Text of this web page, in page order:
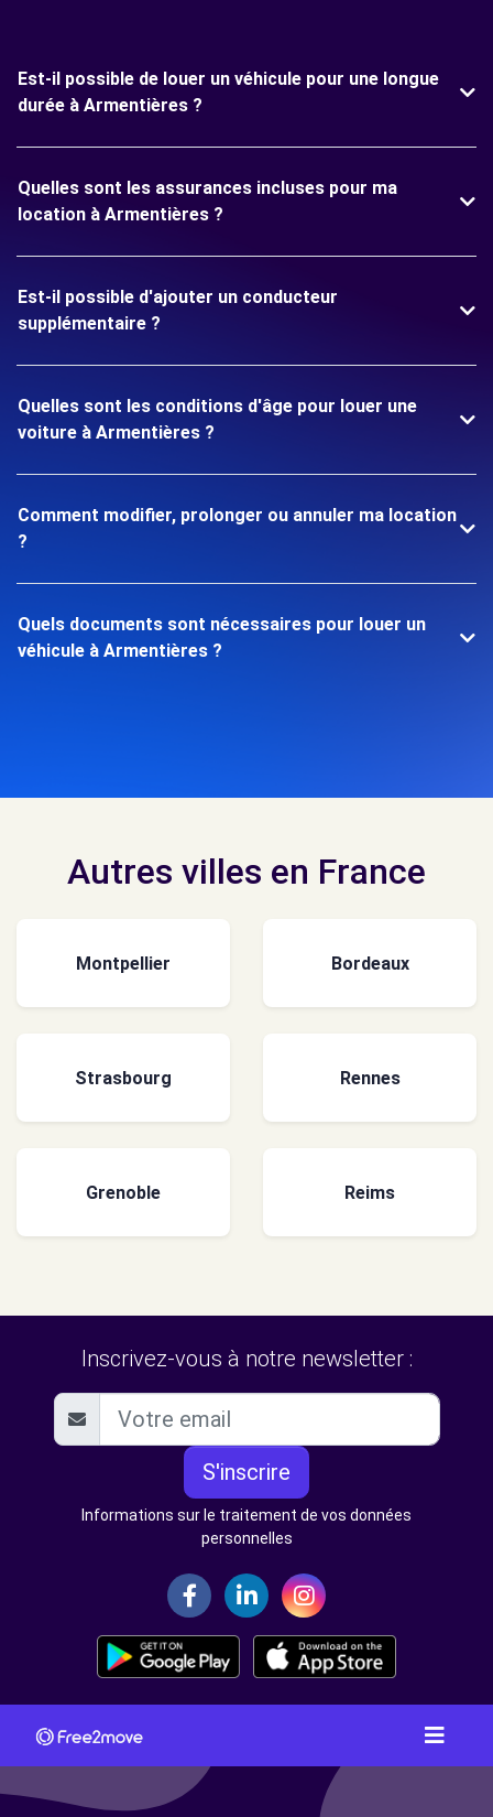
Est-il possible de louer un véhicule pour une longue
durée à Armentières ?
Quelles sont les assurances incluses pour ma
location à Armentières ?
Est-il possible d'ajouter un conducteur
supplémentaire ?
Quelles sont les conditions d'âge pour louer une
voiture à Armentières ?
Comment modifier, prolonger ou annuler ma location
?
Quels documents sont nécessaires pour louer un
véhicule à Armentières ?
Autres villes en France
Montpellier Bordeaux
Strasbourg Rennes
Grenoble Reims
Inscrivez-vous à notre newsletter :
S'inscrire
Informations sur le traitement de vos données
personnelles